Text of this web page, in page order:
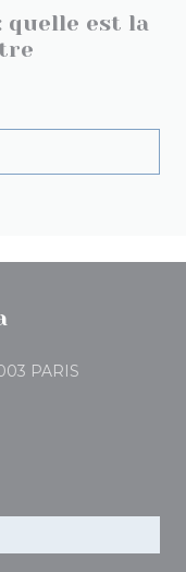
quelle est la
窗口中打开))
PARIS((在新窗口中打